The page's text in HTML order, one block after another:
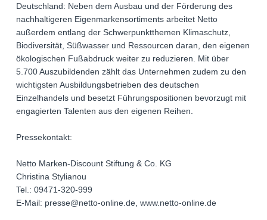
Deutschland: Neben dem Ausbau und der Förderung des
nachhaltigeren Eigenmarkensortiments arbeitet Netto
außerdem entlang der Schwerpunktthemen Klimaschutz,
Biodiversität, Süßwasser und Ressourcen daran, den eigenen
ökologischen Fußabdruck weiter zu reduzieren. Mit über
5.700 Auszubildenden zählt das Unternehmen zudem zu den
wichtigsten Ausbildungsbetrieben des deutschen
Einzelhandels und besetzt Führungspositionen bevorzugt mit
engagierten Talenten aus den eigenen Reihen.
Pressekontakt:
Netto Marken-Discount Stiftung & Co. KG
Christina Stylianou
Tel.: 09471-320-999
E-Mail: presse@netto-online.de, www.netto-online.de